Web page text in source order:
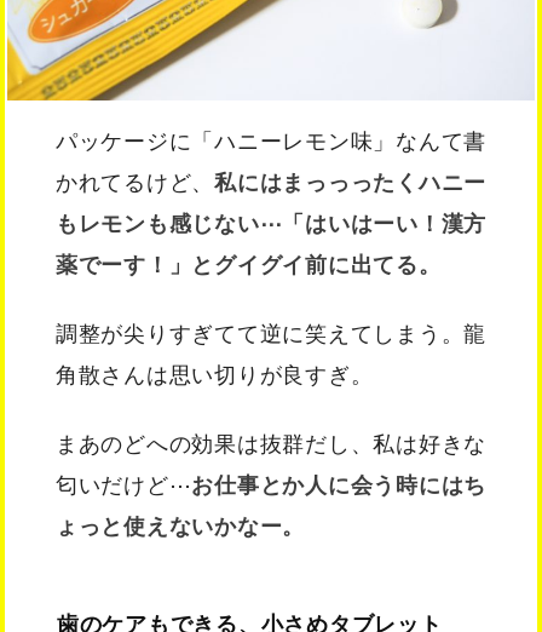
パッケージに「ハニーレモン味」なんて書
かれてるけど、私にはまっっったくハニー
もレモンも感じない⋯「はいはーい！漢方
薬でーす！」とグイグイ前に出てる。
調整が尖りすぎてて逆に笑えてしまう。龍
角散さんは思い切りが良すぎ。
まあのどへの効果は抜群だし、私は好きな
匂いだけど⋯お仕事とか人に会う時にはち
ょっと使えないかなー。
歯のケアもできる、小さめタブレット